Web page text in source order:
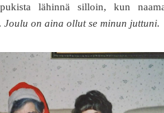
lähinnä silloin, kun
Joulu on aina ollut se minun juttuni.